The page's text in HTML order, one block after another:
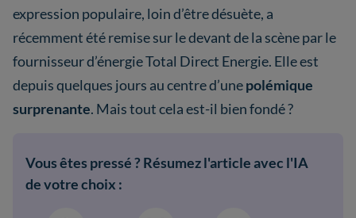
expression populaire, loin d’être désuète, a
récemment été remise sur le devant de la scène par le
fournisseur d’énergie Total Direct Energie. Elle est
depuis quelques jours au centre d’unepolémique
surprenante. Mais tout cela est-il bien fondé ?
Vous êtes pressé ? Résumez l'article avec l'IA
de votre choix :